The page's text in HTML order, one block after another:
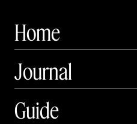
Home
Journal
Guide